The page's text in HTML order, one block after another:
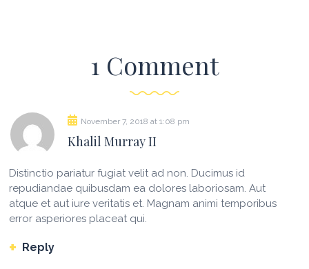
1 Comment
November 7, 2018 at 1:08 pm
Khalil Murray II
Distinctio pariatur fugiat velit ad non. Ducimus id
repudiandae quibusdam ea dolores laboriosam. Aut
atque et aut iure veritatis et. Magnam animi temporibus
error asperiores placeat qui.
Reply